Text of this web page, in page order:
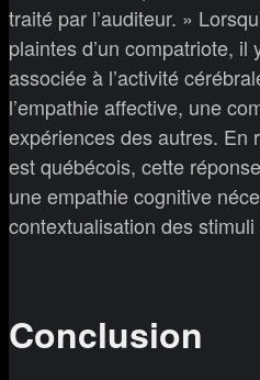
traité par l’auditeur. »
plaintes d’un compatriote,
associée à l’activité
l’empathie affective, une
expériences des autres. En
est québécois, cette
une empathie cognitive
contextualisation des
Conclusion